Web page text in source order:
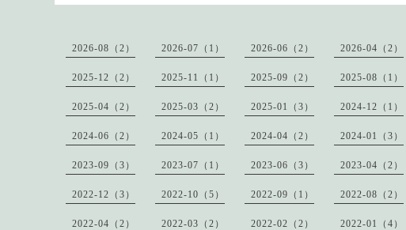
2026-08（2） 2026-07（1） 2026-06（2） 2026-04（2）
2025-12（2） 2025-11（1） 2025-09（2） 2025-08（1）
2025-04（2） 2025-03（2） 2025-01（3） 2024-12（1）
2024-06（2） 2024-05（1） 2024-04（2） 2024-01（3）
2023-09（3） 2023-07（1） 2023-06（3） 2023-04（2）
2022-12（3） 2022-10（5） 2022-09（1） 2022-08（2）
2022-04（2） 2022-03（2） 2022-02（2） 2022-01（4）